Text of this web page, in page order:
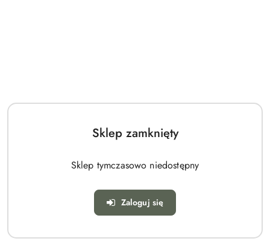
Sklep zamknięty
Sklep tymczasowo niedostępny
Zaloguj się